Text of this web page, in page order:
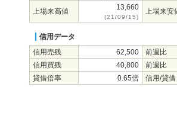
上場来高値 13,660
(21/09/15)
上場来安
信用データ
信用売残
62,500
前週比
信用買残
40,800
前週比
貸借倍率
0.65倍 信用/貸借